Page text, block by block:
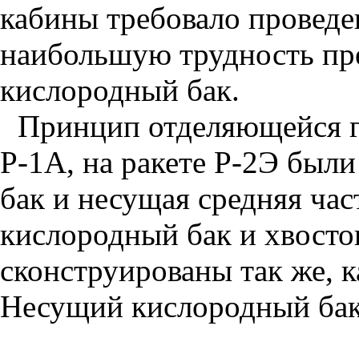
кабины требовало
наибольшую трудность
кислородный бак.
Принцип отделяющейся
Р-1А, на ракете Р-2Э
бак и несущая средняя
кислородный бак и
сконструированы так же,
Несущий кислородный